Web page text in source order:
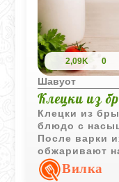
2,09K 0
Шавуот
Клецки из
Клецки из
блюдо с
После варки
обжаривают
благодаря
золотистая
Вилка